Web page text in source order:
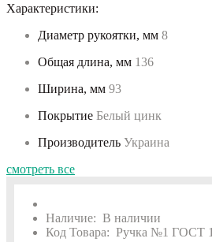
Характеристики:
Диаметр рукоятки, мм 8
Общая длина, мм 136
Ширина, мм 93
Покрытие Белый цинк
Производитель Украина
смотреть все
Наличие: В наличии
Код Товара: Ручка №1 ГОСТ